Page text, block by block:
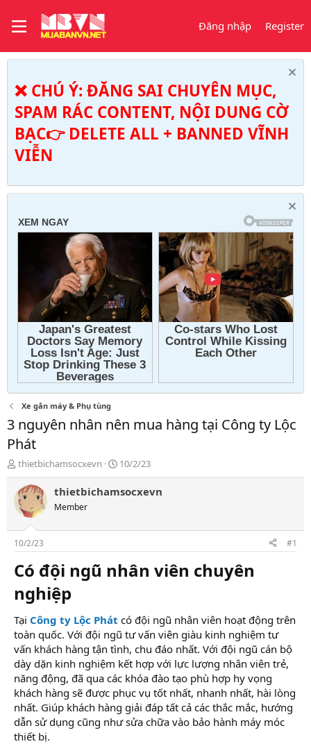
Đăng nhập Register
❌ CHÚ Ý: ĐĂNG SAI CHUYÊN MỤC,
SPAM RÁC CONTENT, NỘI DUNG CỜ
BẠC👉 DELETE ALL + BANNED VĨNH
VIỄN
Xe gắn máy & Phụ tùng
3 nguyên nhân nên mua hàng tại Công ty Lộc
Phát
T
h
r
e
a
s
t
a
r
t
e
thietbichamsocxevn
N
g
à
10/2/23
thietbichamsocxevn
Member
10/2/23 #1
Có đội ngũ nhân viên chuyên
nghiệp​
Tại Công ty Lộc Phát có đội ngũ nhân viên hoạt động trên
toàn quốc. Với đội ngũ tư vấn viên giàu kinh nghiệm tư
vấn khách hàng tận tình, chu đáo nhất. Với đội ngũ cán bộ
dày dặn kinh nghiệm kết hợp với lực lượng nhân viên trẻ,
năng động, đã qua các khóa đào tạo phù hợp hy vọng
khách hàng sẽ được phục vụ tốt nhất, nhanh nhất, hài lòng
nhất. Giúp khách hàng giải đáp tất cả các thắc mắc, hướng
dẫn sử dụng cũng như sửa chữa vào bảo hành máy móc
thiết bị.